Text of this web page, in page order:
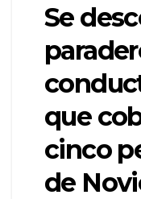
Se
que
cinco
de